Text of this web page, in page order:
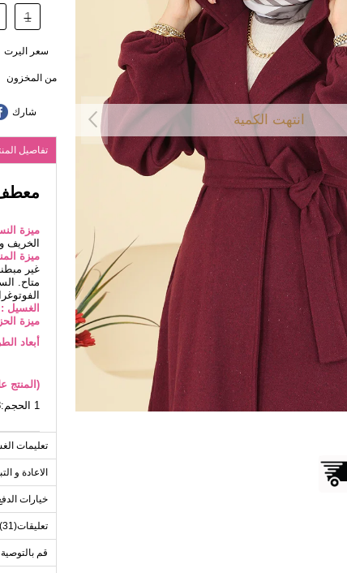
انتهت الكمية
1
سعر اليرت
من المخزون
شارك
تفاصيل
ميزة
الخريف
ميزة
غير
متاح.
الغسيل :
ميزة
أبعاد
(المنتج
1 الحجم:38-40 / 2 الحجم:42-44-46 / 3 الحجم:48-50
تعليمات
الاعادة و
خيارات
تعليقات(31)
قم بالتوصية